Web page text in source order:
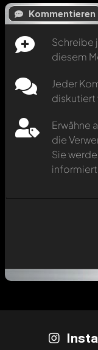
Kommentieren
Schreibe
diesem
Jeder
diskutiert
Erwähne
die
Sie